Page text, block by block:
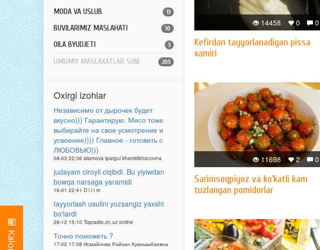
MODA VA USLUB 13
BUVILARIMIZ MASLAHATI 10
OILA BYUDJETI 3
UMUMIY MASLAXATLAR SONI 205
Oxirgi izohlar
Независимо от дырочек будет
вкусно))) Гарантирую. Мясо тоже
выбирайте на свое усмотрение и
усвоение)))) Главное - готовить с
ЛЮБОВЬЮ)))
08-03 22:36 islamova ipargul khamidkhanovna
judayam ciroyli ciqibdi. Bu yiyiwdan
bowqa narsaga yaramidi
16-01 22:41 D i l i m
tayyorlash usulini yozsangiz yaxshi
bo'lardi
28-12 15:10 Topradio.zn.uz online
Точно поможеть ?
17-02 17:08 Исмайлова Райхан Куанышбаевна
0
0
14458
Kefirdan tayyorlanadigan pissa
xamiri
0
2
11698
Sarimsoqpiyoz va ko‘katli kam
tuzlangan pomidorlar